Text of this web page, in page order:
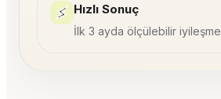
Hızlı Sonuç
İlk 3 ayda ölçülebilir iyileşme